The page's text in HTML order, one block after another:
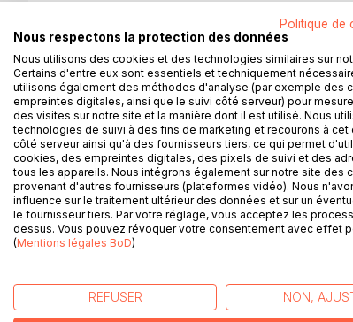
DESCRIPTION
Pour le corps social, la pandémie du
restera-t-il de tout cela après, quand tout
avoir réussi à faire porter un masque à
laquelle ces quelques pages tentent de
Ces petites scènes de la société
décor familier des rues de Toulouse.
le port du masque appauvrit ces contacts
quotidienne.
Tout, dans ces pages, est authentique, à
AUTEUR(S)
Politique de
Nous respectons la protection des données
Nous utilisons des cookies et des technologies similaires sur
Certains d'entre eux sont essentiels et techniquement
utilisons également des méthodes d'analyse (par exemple des
empreintes digitales, ainsi que le suivi côté serveur) pour
des visites sur notre site et la manière dont il est utilisé. Nous
technologies de suivi à des fins de marketing et recourons à cet
côté serveur ainsi qu'à des fournisseurs tiers, ce qui permet
cookies, des empreintes digitales, des pixels de suivi et des
tous les appareils. Nous intégrons également sur notre site des
provenant d'autres fournisseurs (plateformes vidéo). Nous
influence sur le traitement ultérieur des données et sur un
le fournisseur tiers. Par votre réglage, vous acceptez les
dessus. Vous pouvez révoquer votre consentement avec effet
(Mentions légales BoD)
REFUSER NON,